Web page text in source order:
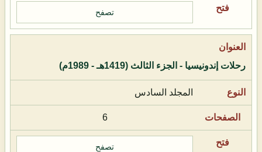
تصفح
رحلات إندونيسيا - الجزء الثالث (1419هـ - 1989م)
المجلد السادس
6
تصفح